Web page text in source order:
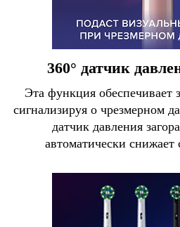
360° датчик
Эта функция обеспечивает
сигнализируя о чрезмерном
датчик давления
автоматически снижает